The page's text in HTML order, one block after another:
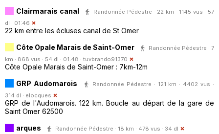
Clairmarais canal
Randonnée Pédestre · 22 km · 1145 vus · 57
dl · 01:46
22 km entre les écluses canal de St Omer
Côte Opale Marais de Saint-Omer
Randonnée Pédestre · 7
km · 868 vus · 54 dl · 01:48 · tuvbrando91370
Côte Opale Marais de Saint-Omer : 7km-12m
GRP Audomarois
Randonnée Pédestre · 121 km · 4402 vus ·
314 dl · elocques
GRP de l'Audomarois. 122 km. Boucle au départ de la gare de
Saint Omer 62500
arques
Randonnée Pédestre · 18 km · 478 vus · 34 dl